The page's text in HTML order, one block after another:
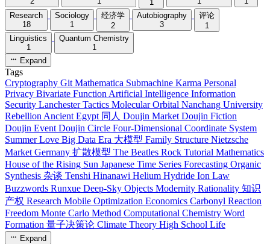
1
Research
18
Sociology
1
经济学
2
Autobiography
3
评论
1
Linguistics
1
Quantum Chemistry
1
Expand
Tags
Cryptography Git Mathematica Submachine Karma Personal
Privacy Bivariate Function Artificial Intelligence Information
Security Lanchester Tactics Molecular Orbital Nanchang University
Rebellion Ancient Egypt 同人 Doujin Market Doujin Fiction
Doujin Event Doujin Circle Four-Dimensional Coordinate System
Summer Love Big Data Era 大模型 Family Structure Nietzsche
Market Germany 扩散模型 The Beatles Rock Tutorial Mathematics
House of the Rising Sun Japanese Time Series Forecasting Organic
Synthesis 杂谈 Tenshi Hinanawi Helium Hydride Ion Law
Buzzwords Runxue Deep-Sky Objects Modernity Rationality 知识
产权 Research Mobile Optimization Economics Carbonyl Reaction
Freedom Monte Carlo Method Computational Chemistry Word
Formation 量子决策论 Climate Theory High School Life
Expand